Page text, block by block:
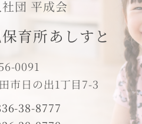
団 平成会
育所あしすと
0091
市日の出1丁目7-3
38-8777